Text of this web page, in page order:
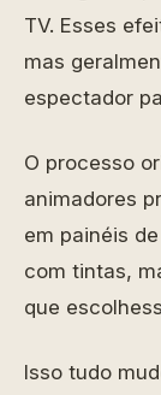
TV. Esses
mas
espectador
O processo
animadores
em painéis
com tintas,
que
Isso tudo